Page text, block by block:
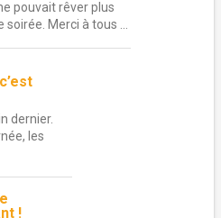
pouvait rêver plus
soirée. Merci à tous …
dernier.
les
!